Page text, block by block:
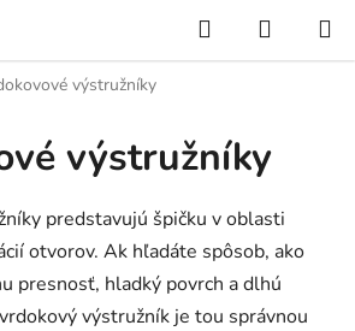
Hľadať
KOŠÍK
výstružníky
výstružníky
predstavujú špičku v oblasti
otvorov. Ak hľadáte spôsob, ako
presnosť, hladký povrch a dlhú
výstružník je tou správnou